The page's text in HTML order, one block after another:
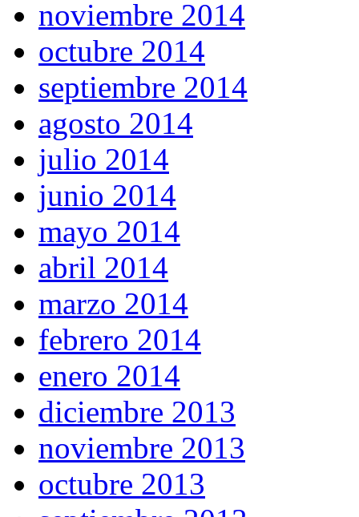
noviembre 2014
octubre 2014
septiembre 2014
agosto 2014
julio 2014
junio 2014
mayo 2014
abril 2014
marzo 2014
febrero 2014
enero 2014
diciembre 2013
noviembre 2013
octubre 2013